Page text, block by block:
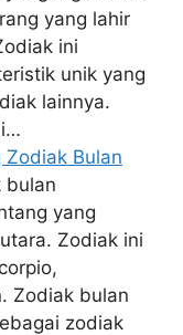
yang lahir
ini
unik yang
lainnya.
Bulan
bulan
yang
Zodiak ini
Zodiak bulan
zodiak